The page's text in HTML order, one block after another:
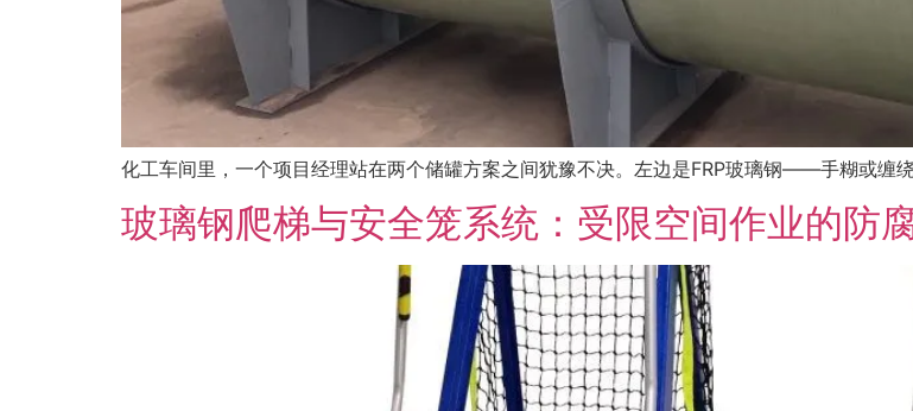
化工车间里，一个项目经理站在两个储罐方案之间犹豫不决。左边是FRP玻璃钢——手糊或缠
玻璃钢爬梯与安全笼系统：受限空间作业的防